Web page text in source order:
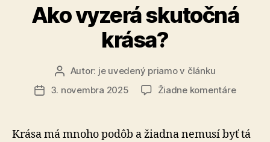
Ako vyzerá skutočná
krása?
AutorAutor: je uvedený priamo v článku
Dátum3. novembra 2025 Žiadne komentárena
Krása má mnoho podôb a žiadna nemusí byť tá